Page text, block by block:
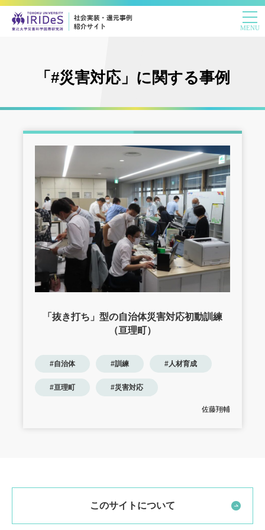
「#災害対応」に関する事例
「抜き打ち」型の自治体災害対応初動訓練
（亘理町）
#自治体 #訓練 #人材育成
#亘理町 #災害対応
佐藤翔輔
このサイトについて